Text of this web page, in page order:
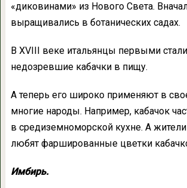
«диковинами» из Нового Света.
выращивались в ботанических садах.
В XVIII веке итальянцы первыми
недозревшие кабачки в пищу.
А теперь его широко применяют в
многие народы. Например, кабачок
в средиземноморской кухне. А
любят фаршированные цветки
Имбирь.